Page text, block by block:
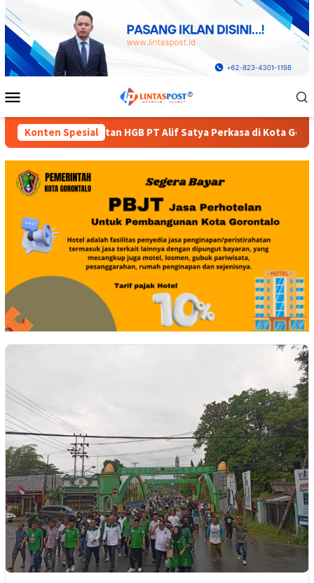
Loncat
ke
konten
Mobile
Konten Spesial
PT Alif Satya Perkasa di Kota Gorontalo Diduga Dinas